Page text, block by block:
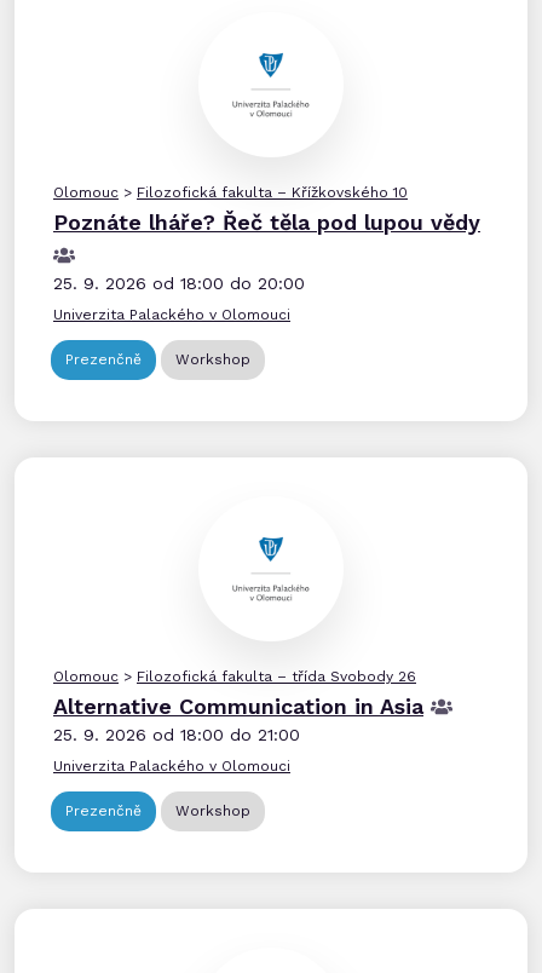
Olomouc > Filozofická fakulta – Křížkovského 10
Poznáte lháře? Řeč těla pod lupou vědy
25. 9. 2026 od 18:00 do 20:00
Univerzita Palackého v Olomouci
Prezenčně Workshop
Olomouc > Filozofická fakulta – třída Svobody 26
Alternative Communication in Asia
25. 9. 2026 od 18:00 do 21:00
Univerzita Palackého v Olomouci
Prezenčně Workshop